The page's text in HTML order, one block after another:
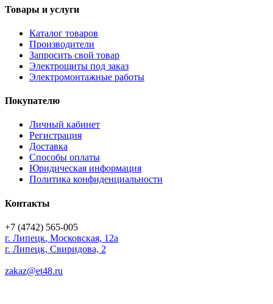
Товары и услуги
Каталог товаров
Производители
Запросить свой товар
Электрощиты под заказ
Электромонтажные работы
Покупателю
Личный кабинет
Регистрация
Доставка
Способы оплаты
Юридическая информация
Политика конфиденциальности
Контакты
+7 (4742) 565-005
г. Липецк, Московская, 12а
г. Липецк, Свиридова, 2
zakaz@et48.ru